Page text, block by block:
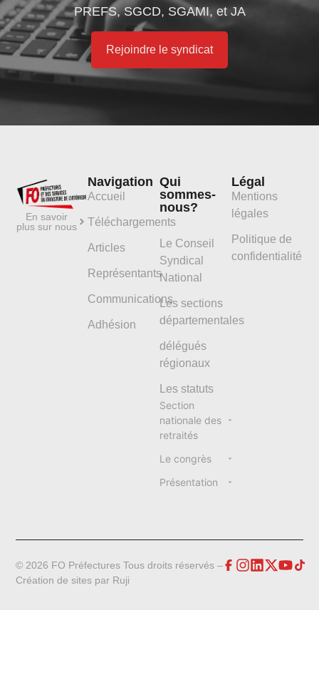
PREFS, SGCD, SGAMI, et JA
Rejoindre le syndicat
En savoir
plus sur nous
Navigation
Accueil
Téléchargements
Articles
Représentants
Communications
Adhésion
Qui
sommes-
nous?
Le Conseil
Syndical
National
Les sections
départementales
délégués
régionaux
Les statuts
Section
nationale des
retraités
Le congrès
Présentation
Légal
Mentions
légales
Politique de
confidentialité
© 2026 FO Préfectures Tous droits réservés –
Création de sites par Ruji